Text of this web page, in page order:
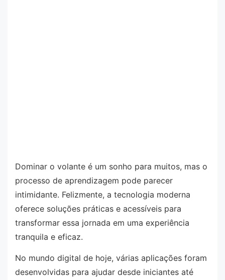
Dominar o volante é um sonho para muitos, mas o
processo de aprendizagem pode parecer
intimidante. Felizmente, a tecnologia moderna
oferece soluções práticas e acessíveis para
transformar essa jornada em uma experiência
tranquila e eficaz.
No mundo digital de hoje, várias aplicações foram
desenvolvidas para ajudar desde iniciantes até